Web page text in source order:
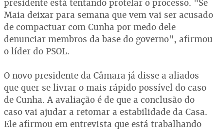
presidente está tentando protelar o processo. "Se
Maia deixar para semana que vem vai ser acusado
de compactuar com Cunha por medo dele
denunciar membros da base do governo", afirmou
o líder do PSOL.
O novo presidente da Câmara já disse a aliados
que quer se livrar o mais rápido possível do caso
de Cunha. A avaliação é de que a conclusão do
caso vai ajudar a retomar a estabilidade da Casa.
Ele afirmou em entrevista que está trabalhando